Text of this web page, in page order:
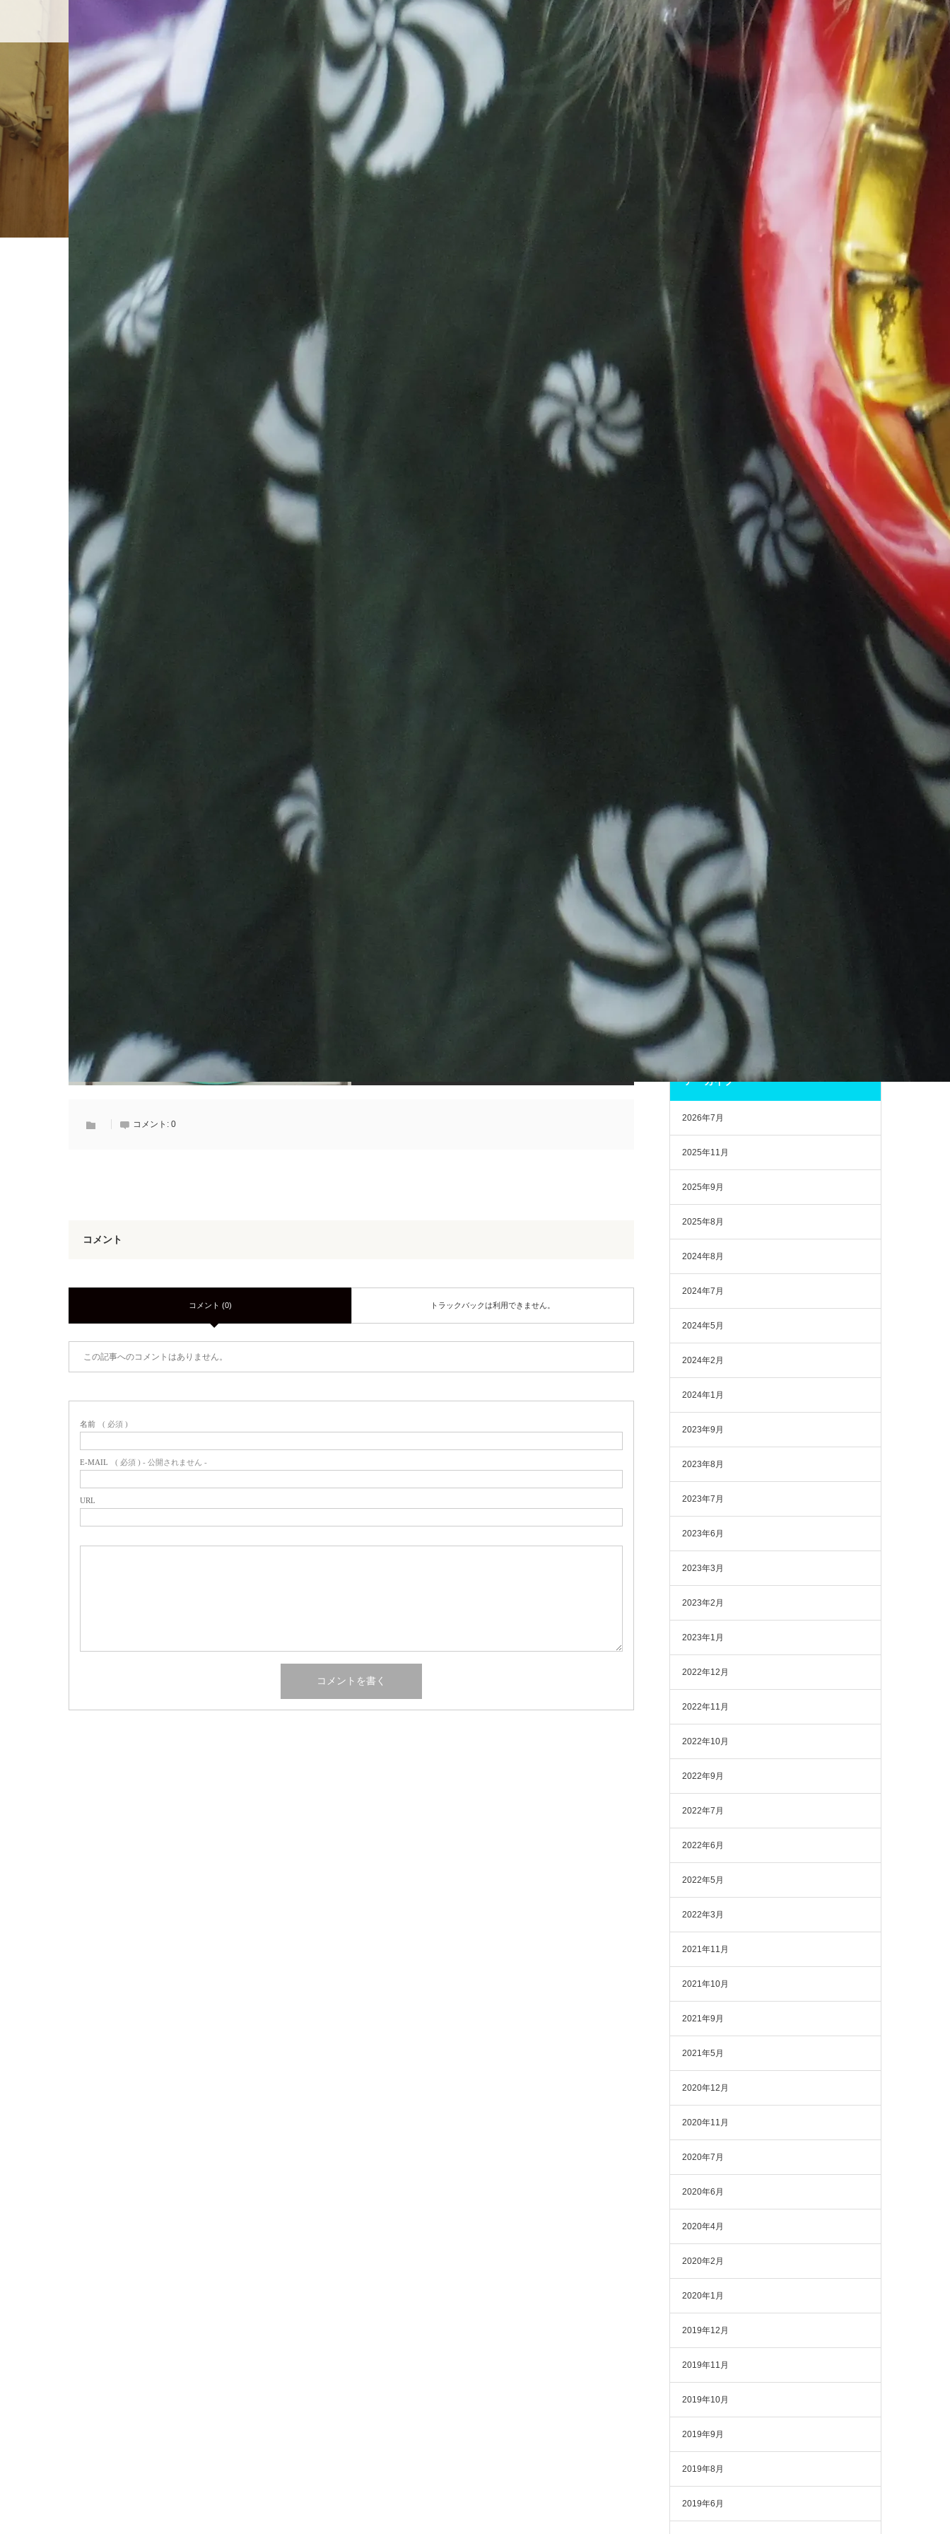
ホーム アクセス・駐車場 カツオHANDBOOK お問い合わせ 久礼大正町市場とは
BLOG
ブログ一覧
2019.09.1
Share Hatena
Pin it
コメント: 0
コメント
コメント (0) トラックバックは利用できません。
この記事へのコメントはありません。
名前 ( 必須 )
E-MAIL ( 必須 ) - 公開されません -
URL
最近の投稿
2026年度チャレンジショップの募集を再開します。
中土佐町観光拠点施設「ぜよぴあ」貸し会議室ご案内
引き続ぎ営業中！コーヒーショップ「自家焙煎コーヒー
ポルタ」「coffee『aster』」
最近のコメント
3月17日（日）は門前市「なかとさマーケット」！プロ
のシェフと商品開発中！！
3月17日（日）は門前市「なかとさマーケット」！プロ
のシェフと商品開発中！！
大正町市場の無料駐車場のご案内
ある「久礼大正町市場」へ行ってきた。「市場のめし屋
浜ちゃん」にてかつおのタタキ定食を食す。店内へ商店
街で購入した総菜の持ち込み可能だった。 | 旅に関わる
日より
アーカイブ
2026年7月
2025年11月
2025年9月
2025年8月
2024年8月
2024年7月
2024年5月
2024年2月
2024年1月
2023年9月
2023年8月
2023年7月
2023年6月
2023年3月
2023年2月
2023年1月
2022年12月
2022年11月
2022年10月
2022年9月
2022年7月
2022年6月
2022年5月
2022年3月
2021年11月
2021年10月
2021年9月
2021年5月
2020年12月
2020年11月
2020年7月
2020年6月
2020年4月
2020年2月
2020年1月
2019年12月
2019年11月
2019年10月
2019年9月
2019年8月
2019年6月